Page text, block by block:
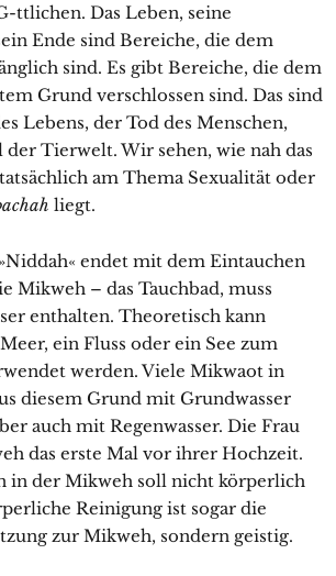
ttlichen. Das Leben, seine
Ende sind Bereiche, die dem
sind. Es gibt Bereiche, die dem
Grund verschlossen sind. Das sind
Lebens, der Tod des Menschen,
der Tierwelt. Wir sehen, wie nah das
am Thema Sexualität oder
liegt.
endet mit dem Eintauchen
Mikweh – das Tauchbad, muss
enthalten. Theoretisch kann
ein Fluss oder ein See zum
werden. Viele Mikwaot in
diesem Grund mit Grundwasser
auch mit Regenwasser. Die Frau
das erste Mal vor ihrer Hochzeit.
in der Mikweh soll nicht körperlich
Reinigung ist sogar die
zur Mikweh, sondern geistig.